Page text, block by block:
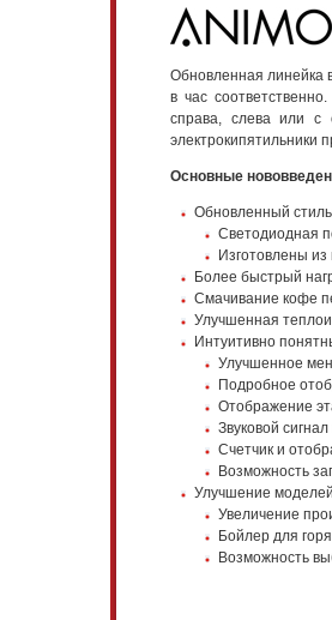
Обновленная линейка
в час
справа, слева или с
электрокипятильники
Основные
Обновленный
Светодиодная
Изготовлены
Более быстрый
Смачивание кофе
Улучшенная
Интуитивно
Улучшенное
Подробное
Отображение
Звуковой
Счетчик и
Возможность
Улучшение
Увеличение
Бойлер для
Возможность